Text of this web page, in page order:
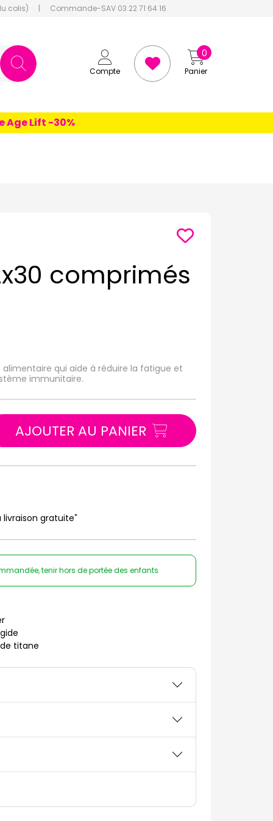
colis) | Commande-SAV 03 22 71 64 16
Compte Panier
0
Lift -30%
comprimés
qui aide à réduire la fatigue et
immunitaire.
AJOUTER AU PANIER
gratuite*
tenir hors de portée des enfants
titane